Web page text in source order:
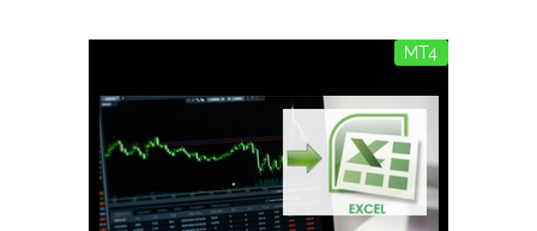
MT4